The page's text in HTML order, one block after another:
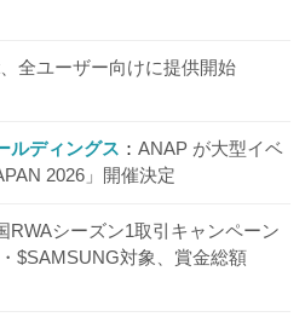
全ユーザー向けに提供開始
ルディングス
ANAP が大型イベ
2026」開催決定
RWAシーズン1取引キャンペーン
$SAMSUNG対象、賞金総額